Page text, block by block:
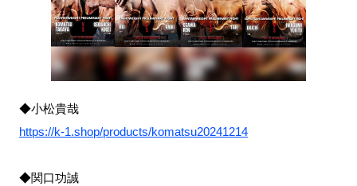
◆小松貴哉
https://k-1.shop/products/komatsu20241214
◆関口功誠